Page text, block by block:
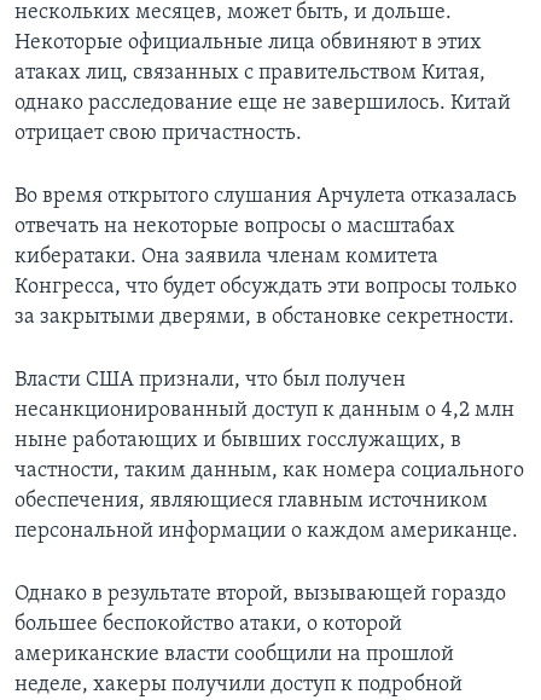
нескольких месяцев, может быть, и дольше.
Некоторые официальные лица обвиняют в этих
атаках лиц, связанных с правительством Китая,
однако расследование еще не завершилось. Китай
отрицает свою причастность.
Во время открытого слушания Арчулета отказалась
отвечать на некоторые вопросы о масштабах
кибератаки. Она заявила членам комитета
Конгресса, что будет обсуждать эти вопросы только
за закрытыми дверями, в обстановке секретности.
Власти США признали, что был получен
несанкционированный доступ к данным о 4,2 млн
ныне работающих и бывших госслужащих, в
частности, таким данным, как номера социального
обеспечения, являющиеся главным источником
персональной информации о каждом американце.
Однако в результате второй, вызывающей гораздо
большее беспокойство атаки, о которой
американские власти сообщили на прошлой
неделе, хакеры получили доступ к подробной